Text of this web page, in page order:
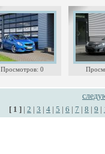
Просмотров: 0
[ 1 ] | 2 | 3 | 4 | 5 | 6 | 7 | 8 | 9 |